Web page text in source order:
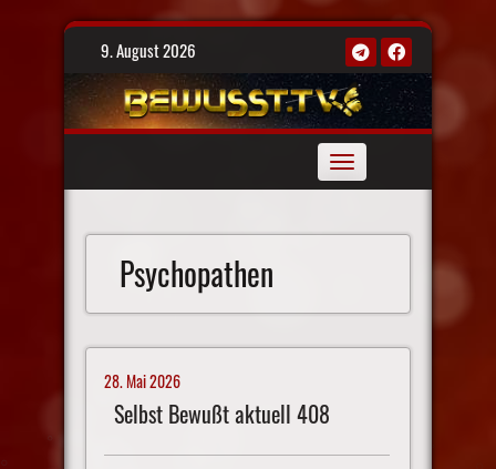
Skip
9. August 2026
Toggle
navigation
Psychopathen
28. Mai 2026
Selbst Bewußt aktuell 408